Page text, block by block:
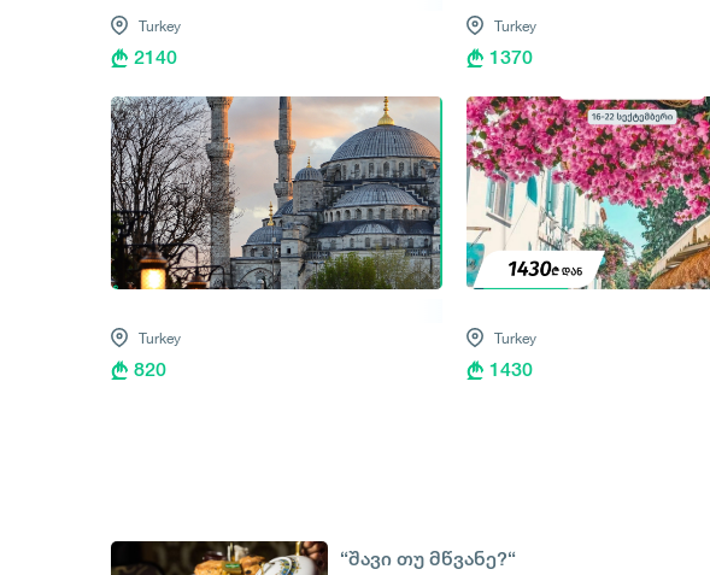
Turkey
2140
Turkey
1370
Turkey
820
Turkey
1430
“შავი თუ მწვანე?“